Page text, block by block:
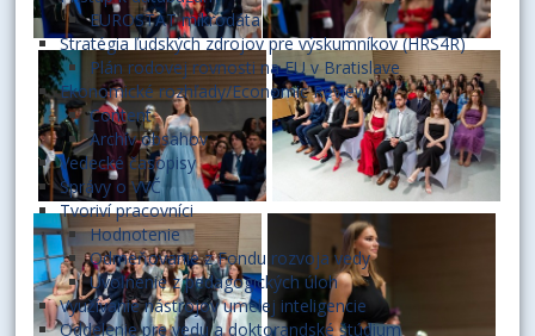
EUROSTAT mikrodáta
Stratégia ľudských zdrojov pre výskumníkov (HRS4R)
Plán rodovej rovnosti na EU v Bratislave
Ekonomické rozhľady/Economic Review
Content
Archív obsahov
Vedecké časopisy
Správy o VVČ
Tvoriví pracovníci
Hodnotenie
Odmeňovanie z Fondu rozvoja vedy
Uvoľnenie z pedagogických úloh
Využívanie nástrojov umelej inteligencie
Oddelenie pre vedu a doktorandské štúdium